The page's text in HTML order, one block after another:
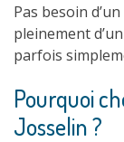
Pas besoin
pleinement
parfois
Pourquoi
Josselin ?